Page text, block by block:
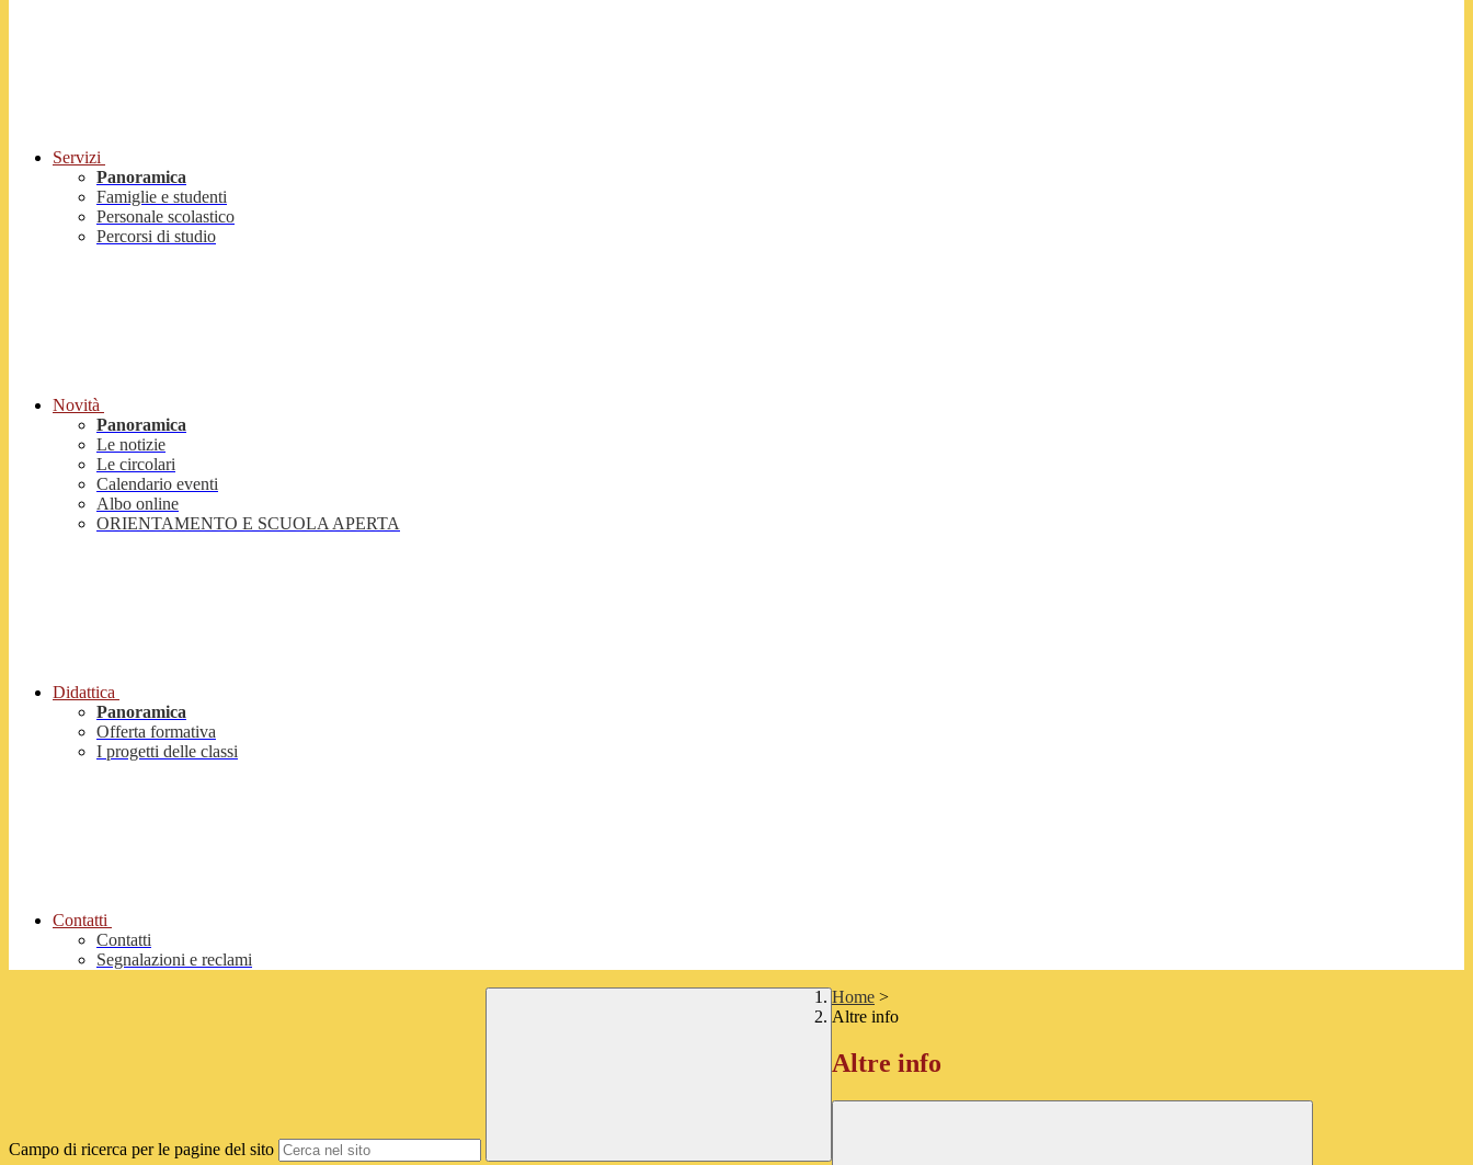
Servizi
Panoramica
Famiglie e studenti
Personale scolastico
Percorsi di studio
Novità
Panoramica
Le notizie
Le circolari
Calendario eventi
Albo online
ORIENTAMENTO E SCUOLA APERTA
Didattica
Panoramica
Offerta formativa
I progetti delle classi
Contatti
Contatti
Segnalazioni e reclami
Campo di ricerca per le pagine del sito
Home >
Altre info
Altre info